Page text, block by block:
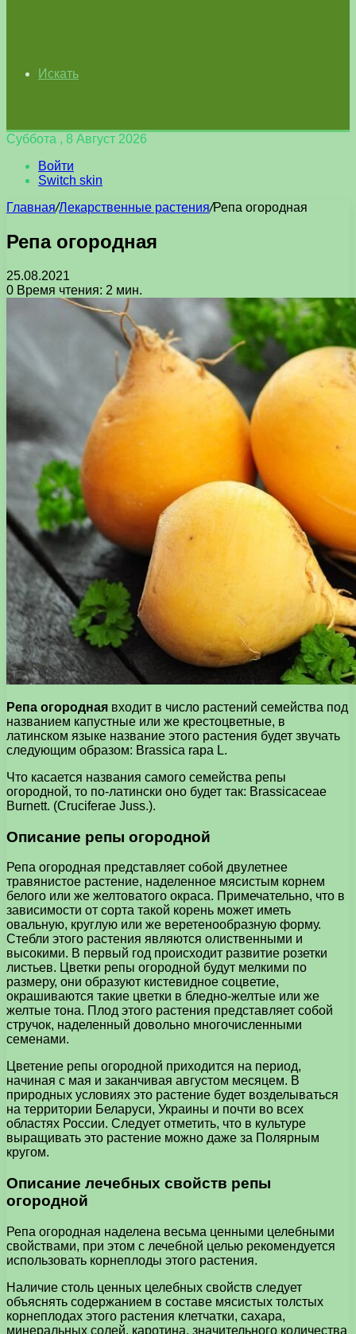
Искать
Суббота , 8 Август 2026
Войти
Switch skin
Главная/Лекарственные растения/Репа огородная
Репа огородная
25.08.2021
0 Время чтения: 2 мин.
Репа огородная входит в число растений семейства под
названием капустные или же крестоцветные, в
латинском языке название этого растения будет звучать
следующим образом: Brassica rapa L.
Что касается названия самого семейства репы
огородной, то по-латински оно будет так: Brassicaceae
Burnett. (Cruciferae Juss.).
Описание репы огородной
Репа огородная представляет собой двулетнее
травянистое растение, наделенное мясистым корнем
белого или же желтоватого окраса. Примечательно, что в
зависимости от сорта такой корень может иметь
овальную, круглую или же веретенообразную форму.
Стебли этого растения являются олиственными и
высокими. В первый год происходит развитие розетки
листьев. Цветки репы огородной будут мелкими по
размеру, они образуют кистевидное соцветие,
окрашиваются такие цветки в бледно-желтые или же
желтые тона. Плод этого растения представляет собой
стручок, наделенный довольно многочисленными
семенами.
Цветение репы огородной приходится на период,
начиная с мая и заканчивая августом месяцем. В
природных условиях это растение будет возделываться
на территории Беларуси, Украины и почти во всех
областях России. Следует отметить, что в культуре
выращивать это растение можно даже за Полярным
кругом.
Описание лечебных свойств репы
огородной
Репа огородная наделена весьма ценными целебными
свойствами, при этом с лечебной целью рекомендуется
использовать корнеплоды этого растения.
Наличие столь ценных целебных свойств следует
объяснять содержанием в составе мясистых толстых
корнеплодах этого растения клетчатки, сахара,
минеральных солей, каротина, значительного количества